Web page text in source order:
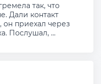
так, что
Дали контакт
он приехал через
Послушал, ...